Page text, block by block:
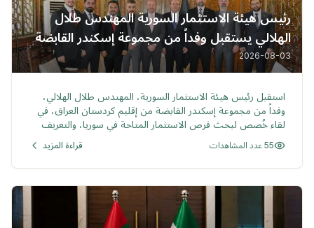
رئيس هيئة الاستثمار السورية المهندس طلال
الهلالي يستقبل وفداً من مجموعة إسكندر القابضة
من إقليم كردستان العراق
2026-08-03
استقبل رئيس هيئة الاستثمار السورية، المهندس طلال الهلالي،
وفداً من مجموعة إسكندر القابضة من إقليم كردستان العراق، في
لقاء خُصص لبحث فرص الاستثمار المتاحة في سوريا، والتعريف
55 عدد المشاهدات قراءة المزيد